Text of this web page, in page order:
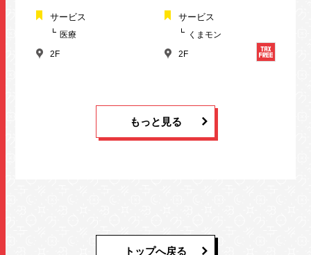
サービス
医療
2F
サービス
くまモン
2F
もっと見る
トップへ戻る